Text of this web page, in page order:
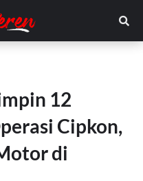
12
Cipkon,
di